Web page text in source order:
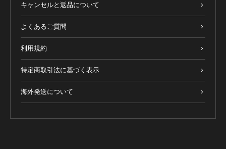
キャンセルと返品について
よくあるご質問
利用規約
特定商取引法に基づく表示
海外発送について